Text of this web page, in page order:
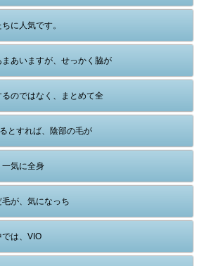
に人気です。
あいますが、せっかく脇が
のではなく、まとめて全
とすれば、陰部の毛が
気に全身
が、気になっち
は、VIO